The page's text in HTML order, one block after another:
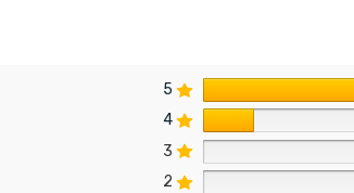
5
4
3
2